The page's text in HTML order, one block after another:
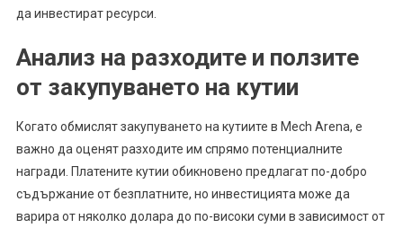
да инвестират ресурси.
Анализ на разходите и ползите
от закупуването на кутии
Когато обмислят закупуването на кутиите в Mech Arena, е
важно да оценят разходите им спрямо потенциалните
награди. Платените кутии обикновено предлагат по-добро
съдържание от безплатните, но инвестицията може да
варира от няколко долара до по-високи суми в зависимост от